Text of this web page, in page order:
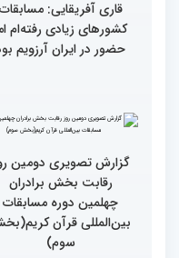
جزئیات سومین روز
بخش برادران مسابقات
همه باید قرآنی و اهل قرآن
شویم/ ایران بیش از
کشورهای دیگر دغدغه مردم